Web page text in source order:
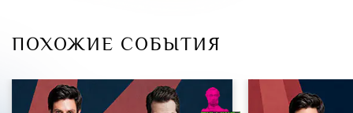
ПОХОЖИЕ СОБЫТИЯ